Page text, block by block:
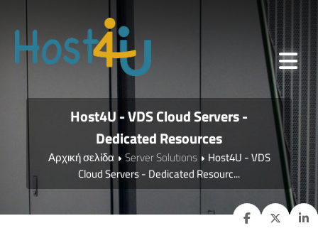
Host4U - VDS Cloud Servers -
Dedicated Resources
Αρχική σελίδα Server Solutions
Host4U - VDS
Cloud Servers - Dedicated Resourc...